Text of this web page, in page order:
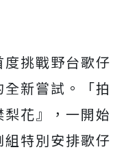
挑戰野台歌仔
新嘗試。「拍
梨花』，一開始
組特別安排歌仔